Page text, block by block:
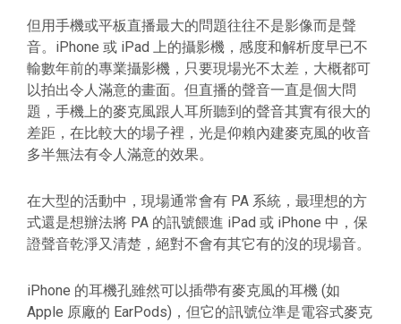
但用手機或平板直播最大的問題往往不是影像而是聲
音。iPhone 或 iPad 上的攝影機，感度和解析度早已不
輸數年前的專業攝影機，只要現場光不太差，大概都可
以拍出令人滿意的畫面。但直播的聲音一直是個大問
題，手機上的麥克風跟人耳所聽到的聲音其實有很大的
差距，在比較大的場子裡，光是仰賴內建麥克風的收音
多半無法有令人滿意的效果。
在大型的活動中，現場通常會有 PA 系統，最理想的方
式還是想辦法將 PA 的訊號餵進 iPad 或 iPhone 中，保
證聲音乾淨又清楚，絕對不會有其它有的沒的現場音。
iPhone 的耳機孔雖然可以插帶有麥克風的耳機 (如
Apple 原廠的 EarPods)，但它的訊號位準是電容式麥克